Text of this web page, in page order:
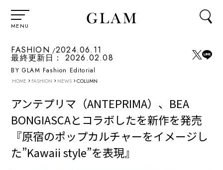
MENU
FASHION 2024.06.11
最終更新日： 2026.02.08
BY GLAM Fashion Editorial
HOME › FASHION › NEWS › COLUMN
アンテプリマ（ANTEPRIMA）、BEA
BONGIASCAとコラボしたを新作を発売
『原宿のポップカルチャーをイメージし
た”Kawaii style”を表現』